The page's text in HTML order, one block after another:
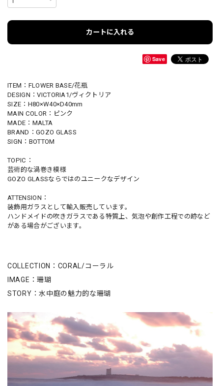
カートに入れる
Save
ITEM：FLOWER BASE/花瓶
DESIGN：VICTORIA1/ヴィクトリア
SIZE：H80×W40×D40mm
MAIN COLOR：ピンク
MADE：MALTA
BRAND：GOZO GLASS
SIGN：BOTTOM
TOPIC：
芸術的な渦巻き模様
GOZO GLASSならではのユニークなデザイン
ATTENSION：
装飾用ガラスとして輸入販売しています。
ハンドメイドの吹きガラスである特質上、気泡や創作工程での跡など
がある場合がございます。
COLLECTION：CORAL/コーラル
IMAGE：珊瑚
STORY：水中庭の魅力的な珊瑚